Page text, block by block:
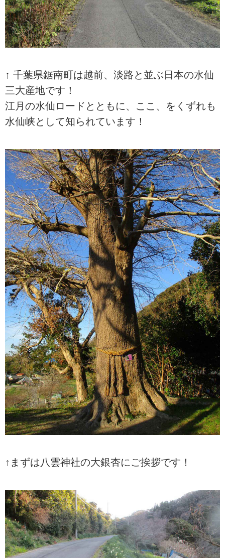
↑ 千葉県鋸南町は越前、淡路と並ぶ日本の水仙
三大産地です！
江月の水仙ロードとともに、ここ、をくずれも
水仙峡として知られています！
↑まずは八雲神社の大銀杏にご挨拶です！